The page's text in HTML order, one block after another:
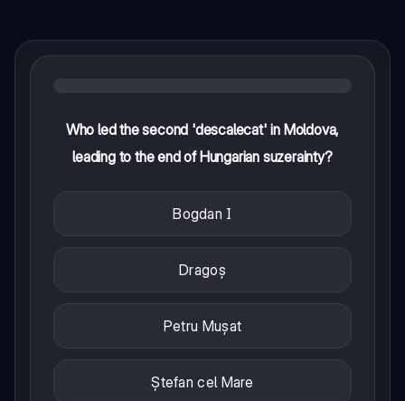
Who led the second 'descalecat' in Moldova,
leading to the end of Hungarian suzerainty?
Bogdan I
Dragoș
Petru Mușat
Ștefan cel Mare